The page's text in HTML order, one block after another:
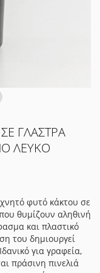
ΓΛΑΣΤΡΑ
ΛΕΥΚΟ
φυτό κάκτου σε
θυμίζουν αληθινή
και πλαστικό
του δημιουργεί
για γραφεία,
πράσινη πινελιά